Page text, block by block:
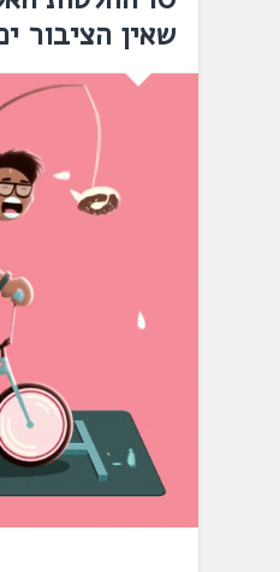
שאין הציבור